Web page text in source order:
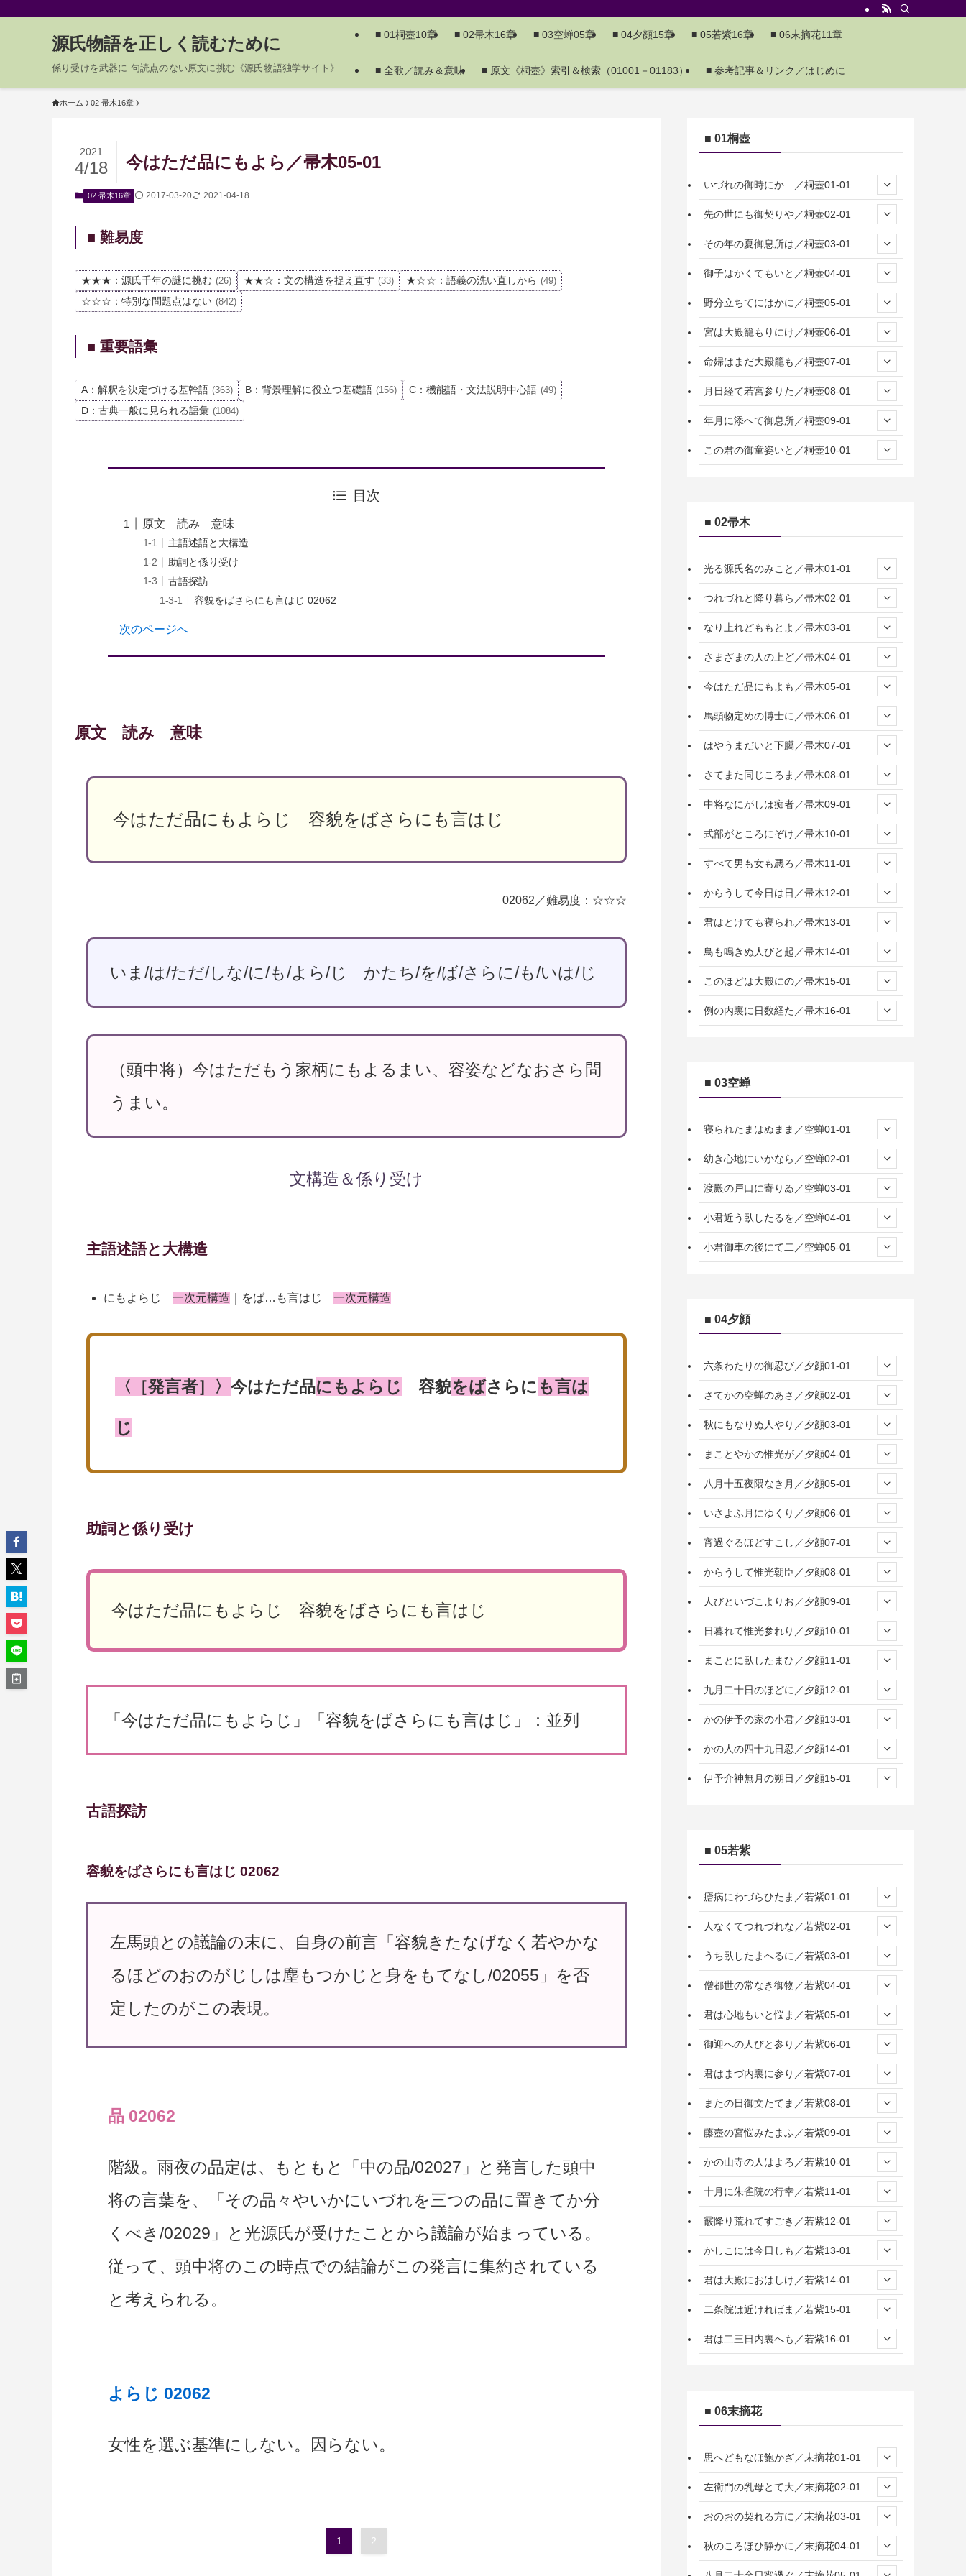
源氏物語を正しく読むために
係り受けを武器に 句読点のない原文に挑む《源氏物語独学サイト》
■ 01桐壺10章 ■ 02帚木16章 ■ 03空蝉05章 ■ 04夕顔15章 ■ 05若紫16章 ■ 06末摘花11章
■ 全歌／読み＆意味 ■ 原文《桐壺》索引＆検索（01001－01183） ■ 参考記事＆リンク／はじめに
ホーム 02 帚木16章
今はただ品にもよら／帚木05-01
2021
4/18
02 帚木16章 2017-03-20 2021-04-18
■ 難易度
★★★：源氏千年の謎に挑む (26) ★★☆：文の構造を捉え直す (33) ★☆☆：語義の洗い直しから (49)
☆☆☆：特別な問題点はない (842)
■ 重要語彙
A：解釈を決定づける基幹語 (363) B：背景理解に役立つ基礎語 (156) C：機能語・文法説明中心語 (49)
D：古典一般に見られる語彙 (1084)
目次
原文 読み 意味
主語述語と大構造
助詞と係り受け
古語探訪
容貌をばさらにも言はじ 02062
次のページへ
原文 読み 意味
今はただ品にもよらじ 容貌をばさらにも言はじ
02062／難易度：☆☆☆
いま/は/ただ/しな/に/も/よら/じ かたち/を/ば/さらに/も/いは/じ
（頭中将）今はただもう家柄にもよるまい、容姿などなおさら問
うまい。
文構造＆係り受け
主語述語と大構造
にもよらじ 一次元構造 ｜をば…も言はじ 一次元構造
〈［発言者］〉 今はただ品にもよらじ 容貌をばさらに も言は
じ
助詞と係り受け
今はただ品にもよらじ 容貌をばさらにも言はじ
「今はただ品にもよらじ」「容貌をばさらにも言はじ」：並列
古語探訪
容貌をばさらにも言はじ 02062
左馬頭との議論の末に、自身の前言「容貌きたなげなく若やかな
るほどのおのがじしは塵もつかじと身をもてなし/02055」を否
定したのがこの表現。
品 02062
階級。雨夜の品定は、もともと「中の品/02027」と発言した頭中
将の言葉を、「その品々やいかにいづれを三つの品に置きてか分
くべき/02029」と光源氏が受けたことから議論が始まっている。
従って、頭中将のこの時点での結論がこの発言に集約されている
と考えられる。
よらじ 02062
女性を選ぶ基準にしない。因らない。
1 2
■ 01桐壺
いづれの御時にか ／桐壺01-01
先の世にも御契りや／桐壺02-01
その年の夏御息所は／桐壺03-01
御子はかくてもいと／桐壺04-01
野分立ちてにはかに／桐壺05-01
宮は大殿籠もりにけ／桐壺06-01
命婦はまだ大殿籠も／桐壺07-01
月日経て若宮参りた／桐壺08-01
年月に添へて御息所／桐壺09-01
この君の御童姿いと／桐壺10-01
■ 02帚木
光る源氏名のみこと／帚木01-01
つれづれと降り暮ら／帚木02-01
なり上れどももとよ／帚木03-01
さまざまの人の上ど／帚木04-01
今はただ品にもよも／帚木05-01
馬頭物定めの博士に／帚木06-01
はやうまだいと下臈／帚木07-01
さてまた同じころま／帚木08-01
中将なにがしは痴者／帚木09-01
式部がところにぞけ／帚木10-01
すべて男も女も悪ろ／帚木11-01
からうして今日は日／帚木12-01
君はとけても寝られ／帚木13-01
鳥も鳴きぬ人びと起／帚木14-01
このほどは大殿にの／帚木15-01
例の内裏に日数経た／帚木16-01
■ 03空蝉
寝られたまはぬまま／空蝉01-01
幼き心地にいかなら／空蝉02-01
渡殿の戸口に寄りゐ／空蝉03-01
小君近う臥したるを／空蝉04-01
小君御車の後にて二／空蝉05-01
■ 04夕顔
六条わたりの御忍び／夕顔01-01
さてかの空蝉のあさ／夕顔02-01
秋にもなりぬ人やり／夕顔03-01
まことやかの惟光が／夕顔04-01
八月十五夜隈なき月／夕顔05-01
いさよふ月にゆくり／夕顔06-01
宵過ぐるほどすこし／夕顔07-01
からうして惟光朝臣／夕顔08-01
人びといづこよりお／夕顔09-01
日暮れて惟光参れり／夕顔10-01
まことに臥したまひ／夕顔11-01
九月二十日のほどに／夕顔12-01
かの伊予の家の小君／夕顔13-01
かの人の四十九日忍／夕顔14-01
伊予介神無月の朔日／夕顔15-01
■ 05若紫
瘧病にわづらひたま／若紫01-01
人なくてつれづれな／若紫02-01
うち臥したまへるに／若紫03-01
僧都世の常なき御物／若紫04-01
君は心地もいと悩ま／若紫05-01
御迎への人びと参り／若紫06-01
君はまづ内裏に参り／若紫07-01
またの日御文たてま／若紫08-01
藤壺の宮悩みたまふ／若紫09-01
かの山寺の人はよろ／若紫10-01
十月に朱雀院の行幸／若紫11-01
霰降り荒れてすごき／若紫12-01
かしこには今日しも／若紫13-01
君は大殿におはしけ／若紫14-01
二条院は近ければま／若紫15-01
君は二三日内裏へも／若紫16-01
■ 06末摘花
思へどもなほ飽かざ／末摘花01-01
左衛門の乳母とて大／末摘花02-01
おのおの契れる方に／末摘花03-01
秋のころほひ静かに／末摘花04-01